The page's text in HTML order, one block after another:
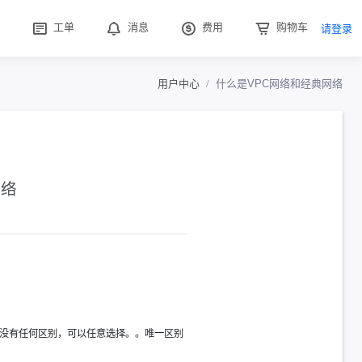
工单 消息 费用 购物车 请登录
用户中心 什么是VPC网络和经典网络
有任何区别，可以任意选择。。唯一区别